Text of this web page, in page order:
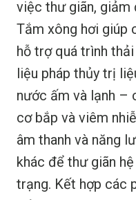
việc thư giãn, giảm
Tắm xông hơi giúp
hỗ trợ quá trình
liệu pháp thủy trị
nước ấm và lạnh –
cơ bắp và viêm
âm thanh và năng
khác để thư giãn
trạng. Kết hợp các